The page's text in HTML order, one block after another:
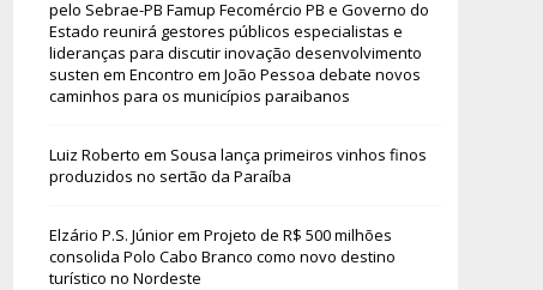
pelo Sebrae-PB Famup Fecomércio PB e Governo do
Estado reunirá gestores públicos especialistas e
lideranças para discutir inovação desenvolvimento
susten em Encontro em João Pessoa debate novos
caminhos para os municípios paraibanos
Luiz Roberto em Sousa lança primeiros vinhos finos
produzidos no sertão da Paraíba
Elzário P.S. Júniorem Projeto de R$ 500 milhões
consolida Polo Cabo Branco como novo destino
turístico no Nordeste